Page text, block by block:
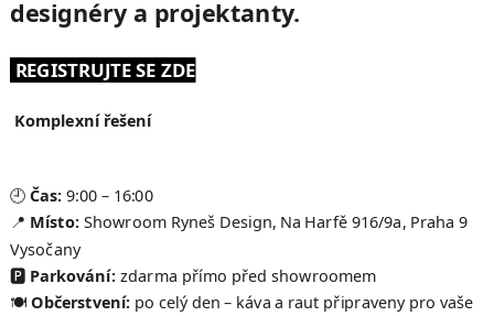
designéry a projektanty.
REGISTRUJTE SE ZDE
Komplexní řešení
🕘 Čas: 9:00 – 16:00
📍 Místo: Showroom Ryneš Design, Na Harfě 916/9a, Praha 9
Vysočany
🅿 Parkování: zdarma přímo před showroomem
🍽 Občerstvení: po celý den – káva a raut připraveny pro vaše